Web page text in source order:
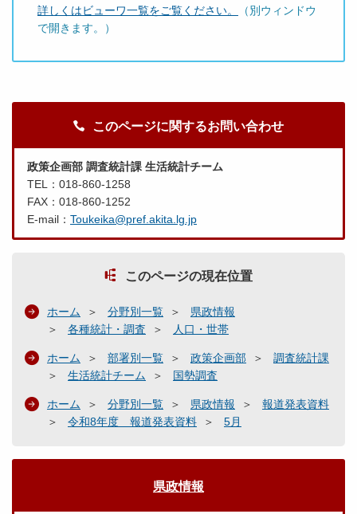
詳しくはビューワ一覧をご覧ください。
（別ウィンドウ
で開きます。）
このページに関するお問い合わせ
政策企画部 調査統計課 生活統計チーム
TEL：018-860-1258
FAX：018-860-1252
E-mail： Toukeika@pref.akita.lg.jp
このページの現在位置
ホーム 分野別一覧
県政情報
各種統計・調査
人口・世帯
ホーム 部署別一覧 政策企画部
調査統計課
生活統計チーム
国勢調査
ホーム 分野別一覧 県政情報
報道発表資料
令和8年度 報道発表資料
5月
県政情報